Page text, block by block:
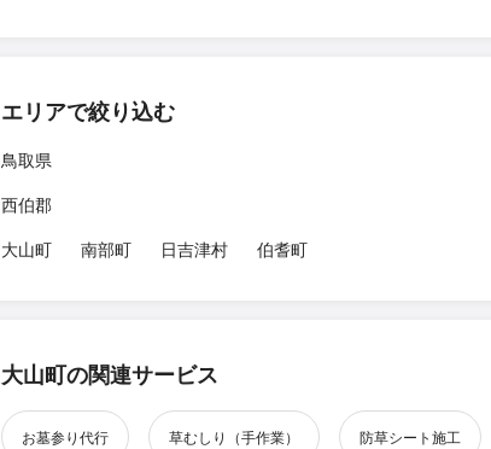
エリアで絞り込む
鳥取県
西伯郡
大山町
南部町 日吉津村 伯耆町
大山町の関連サービス
お墓参り代行 草むしり（手作業） 防草シート施工